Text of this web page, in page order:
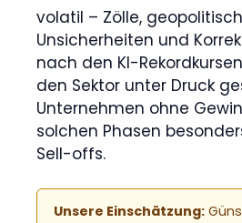
volatil – Zölle,
Unsicherheiten und
nach den KI-
den Sektor unter Druck
Unternehmen ohne
solchen Phasen
Sell-offs.
Unsere Einschätzung: